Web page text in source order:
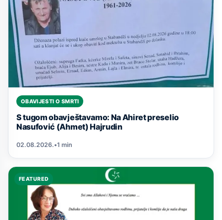
OBAVIJESTI O SMRTI
S tugom obavještavamo: Na Ahiret preselio
Nasufović (Ahmet) Hajrudin
02.08.2026.•1 min
FEATURED